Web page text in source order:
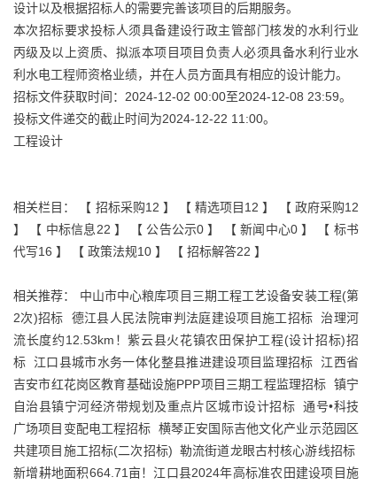
设计以及根据招标人的需要完善该项目的后期服务。
本次招标要求投标人须具备建设行政主管部门核发的水利行业
丙级及以上资质、拟派本项目项目负责人必须具备水利行业水
利水电工程师资格业绩，并在人员方面具有相应的设计能力。
招标文件获取时间：2024-12-02 00:00至2024-12-08 23:59。
投标文件递交的截止时间为2024-12-22 11:00。
工程设计
相关栏目： 【 招标采购12 】 【 精选项目12】 【政府采购12
】 【 中标信息22 】 【 公告公示0】 【新闻中心0】 【 标书
代写16 】 【 政策法规10 】 【 招标解答22 】
相关推荐： 中山市中心粮库项目三期工程工艺设备安装工程(第
2次)招标
德江县人民法院审判法庭建设项目施工招标 治理河
流长度约12.53km！紫云县火花镇农田保护工程(设计招标)招
标 江口县城市水务一体化整县推进建设项目监理招标 江西省
吉安市红花岗区教育基础设施PPP项目三期工程监理招标 镇宁
自治县镇宁河经济带规划及重点片区城市设计招标 通号•科技
广场项目变配电工程招标 横琴正安国际吉他文化产业示范园区
共建项目施工招标(二次招标) 勒流街道龙眼古村核心游线招标
新增耕地面积664.71亩！江口县2024年高标准农田建设项目施